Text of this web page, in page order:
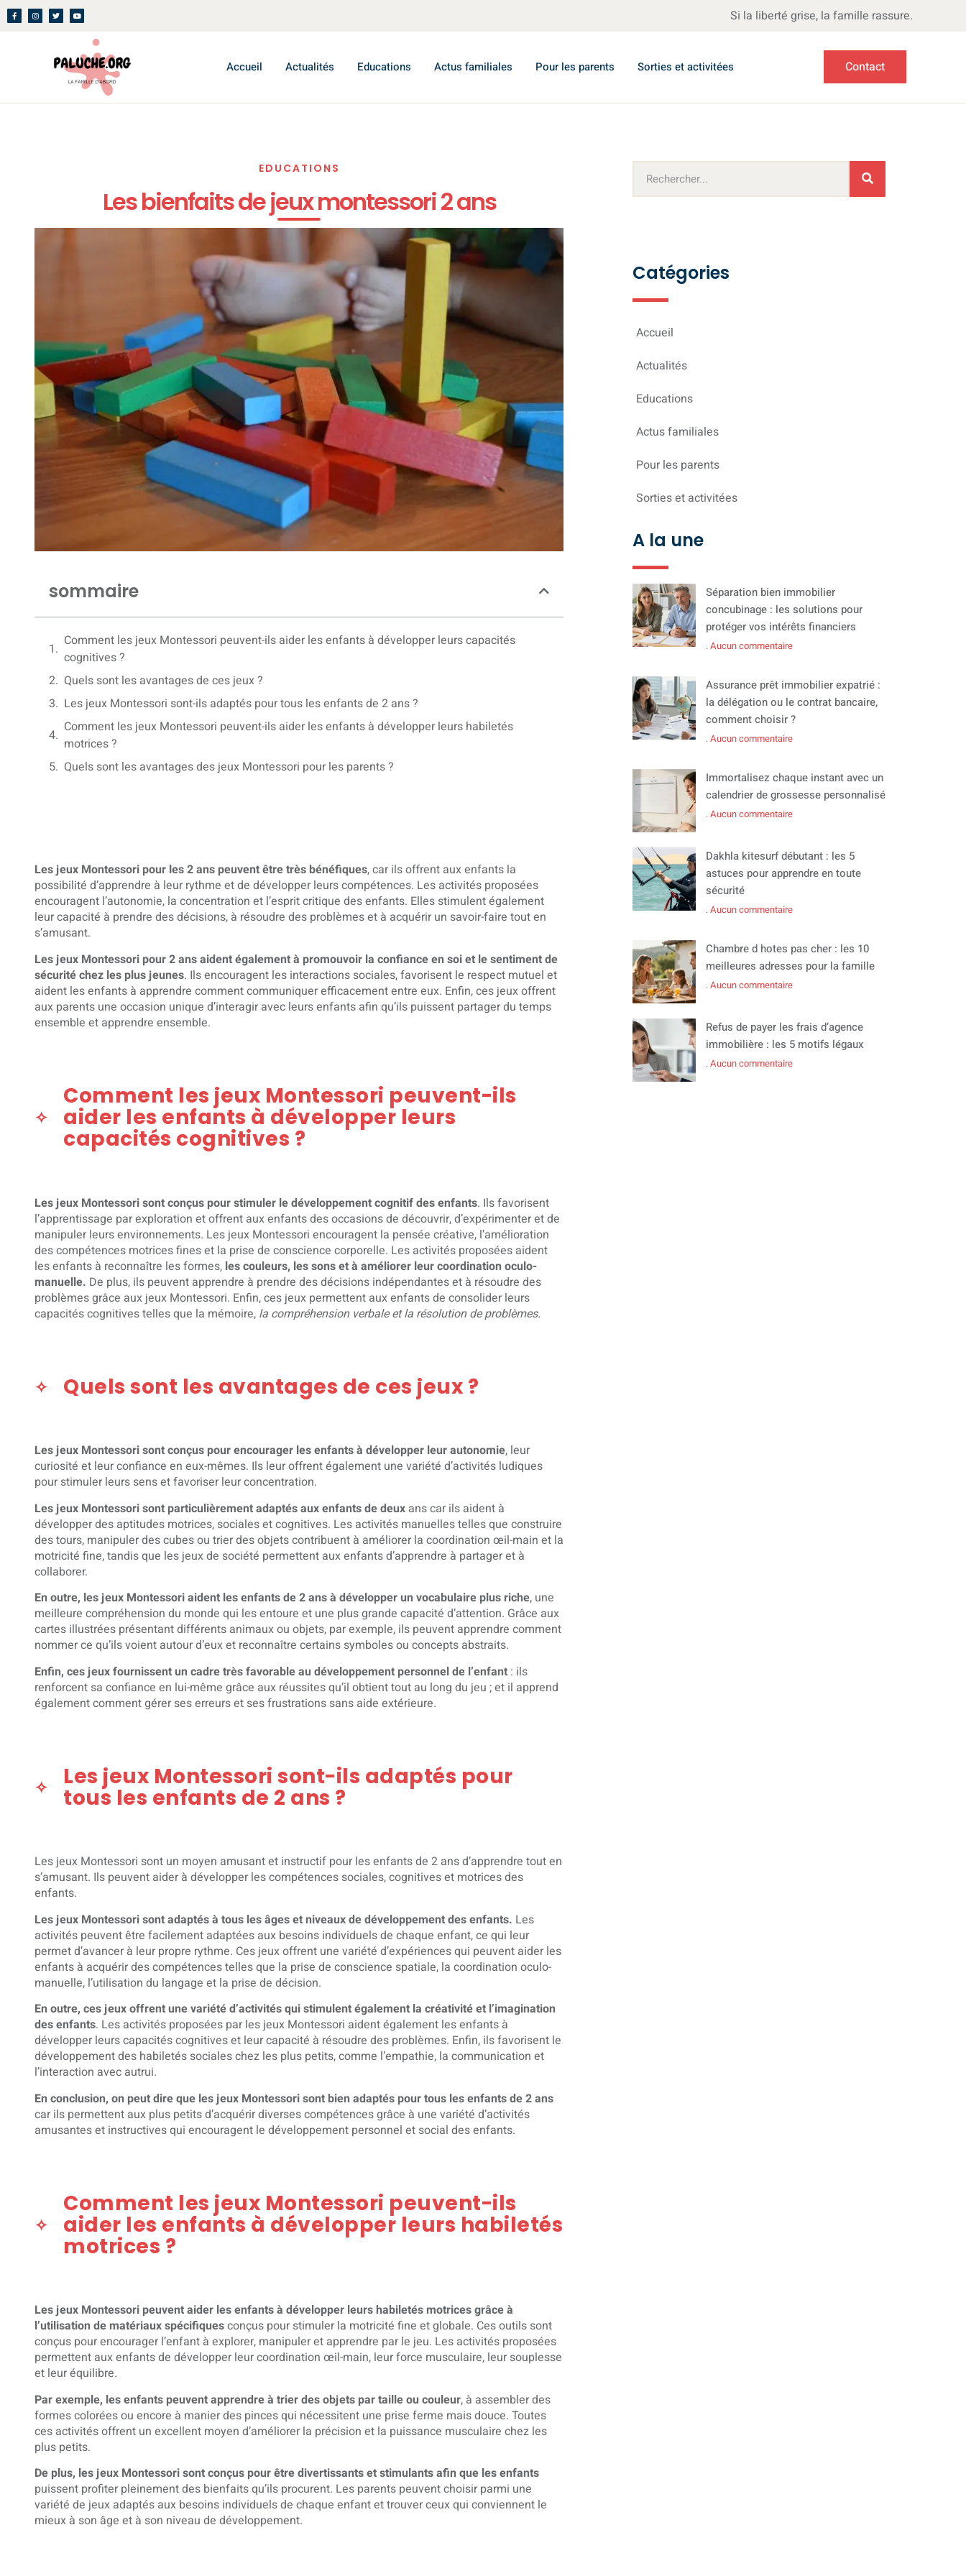
Si la liberté grise, la famille rassure.
Accueil Actualités Educations Actus familiales Pour les parents Sorties et activitées Contact
EDUCATIONS
Les bienfaits de jeux montessori 2 ans
sommaire
Comment les jeux Montessori peuvent-ils aider les enfants à développer leurs capacités
cognitives ?
Quels sont les avantages de ces jeux ?
Les jeux Montessori sont-ils adaptés pour tous les enfants de 2 ans ?
Comment les jeux Montessori peuvent-ils aider les enfants à développer leurs habiletés
motrices ?
Quels sont les avantages des jeux Montessori pour les parents ?
Les jeux Montessori pour les 2 ans peuvent être très bénéfiques, car ils offrent aux enfants la
possibilité d’apprendre à leur rythme et de développer leurs compétences. Les activités proposées
encouragent l’autonomie, la concentration et l’esprit critique des enfants. Elles stimulent également
leur capacité à prendre des décisions, à résoudre des problèmes et à acquérir un savoir-faire tout en
s’amusant.
Les jeux Montessori pour 2 ans aident également à promouvoir la confiance en soi et le sentiment de
sécurité chez les plus jeunes. Ils encouragent les interactions sociales, favorisent le respect mutuel et
aident les enfants à apprendre comment communiquer efficacement entre eux. Enfin, ces jeux offrent
aux parents une occasion unique d’interagir avec leurs enfants afin qu’ils puissent partager du temps
ensemble et apprendre ensemble.
Comment les jeux Montessori peuvent-ils
aider les enfants à développer leurs
capacités cognitives ?
Les jeux Montessori sont conçus pour stimuler le développement cognitif des enfants. Ils favorisent
l’apprentissage par exploration et offrent aux enfants des occasions de découvrir, d’expérimenter et de
manipuler leurs environnements. Les jeux Montessori encouragent la pensée créative, l’amélioration
des compétences motrices fines et la prise de conscience corporelle. Les activités proposées aident
les enfants à reconnaître les formes, les couleurs, les sons et à améliorer leur coordination oculo-
manuelle. De plus, ils peuvent apprendre à prendre des décisions indépendantes et à résoudre des
problèmes grâce aux jeux Montessori. Enfin, ces jeux permettent aux enfants de consolider leurs
capacités cognitives telles que la mémoire, la compréhension verbale et la résolution de problèmes.
Quels sont les avantages de ces jeux ?
Les jeux Montessori sont conçus pour encourager les enfants à développer leur autonomie, leur
curiosité et leur confiance en eux-mêmes. Ils leur offrent également une variété d’activités ludiques
pour stimuler leurs sens et favoriser leur concentration.
Les jeux Montessori sont particulièrement adaptés aux enfants de deux ans car ils aident à
développer des aptitudes motrices, sociales et cognitives. Les activités manuelles telles que construire
des tours, manipuler des cubes ou trier des objets contribuent à améliorer la coordination œil-main et la
motricité fine, tandis que les jeux de société permettent aux enfants d’apprendre à partager et à
collaborer.
En outre, les jeux Montessori aident les enfants de 2 ans à développer un vocabulaire plus riche, une
meilleure compréhension du monde qui les entoure et une plus grande capacité d’attention. Grâce aux
cartes illustrées présentant différents animaux ou objets, par exemple, ils peuvent apprendre comment
nommer ce qu’ils voient autour d’eux et reconnaître certains symboles ou concepts abstraits.
Enfin, ces jeux fournissent un cadre très favorable au développement personnel de l’enfant : ils
renforcent sa confiance en lui-même grâce aux réussites qu’il obtient tout au long du jeu ; et il apprend
également comment gérer ses erreurs et ses frustrations sans aide extérieure.
Les jeux Montessori sont-ils adaptés pour
tous les enfants de 2 ans ?
Les jeux Montessori sont un moyen amusant et instructif pour les enfants de 2 ans d’apprendre tout en
s’amusant. Ils peuvent aider à développer les compétences sociales, cognitives et motrices des
enfants.
Les jeux Montessori sont adaptés à tous les âges et niveaux de développement des enfants. Les
activités peuvent être facilement adaptées aux besoins individuels de chaque enfant, ce qui leur
permet d’avancer à leur propre rythme. Ces jeux offrent une variété d’expériences qui peuvent aider les
enfants à acquérir des compétences telles que la prise de conscience spatiale, la coordination oculo-
manuelle, l’utilisation du langage et la prise de décision.
En outre, ces jeux offrent une variété d’activités qui stimulent également la créativité et l’imagination
des enfants. Les activités proposées par les jeux Montessori aident également les enfants à
développer leurs capacités cognitives et leur capacité à résoudre des problèmes. Enfin, ils favorisent le
développement des habiletés sociales chez les plus petits, comme l’empathie, la communication et
l’interaction avec autrui.
En conclusion, on peut dire que les jeux Montessori sont bien adaptés pour tous les enfants de 2 ans
car ils permettent aux plus petits d’acquérir diverses compétences grâce à une variété d’activités
amusantes et instructives qui encouragent le développement personnel et social des enfants.
Comment les jeux Montessori peuvent-ils
aider les enfants à développer leurs habiletés
motrices ?
Les jeux Montessori peuvent aider les enfants à développer leurs habiletés motrices grâce à
l’utilisation de matériaux spécifiquesconçus pour stimuler la motricité fine et globale. Ces outils sont
conçus pour encourager l’enfant à explorer, manipuler et apprendre par le jeu. Les activités proposées
permettent aux enfants de développer leur coordination œil-main, leur force musculaire, leur souplesse
et leur équilibre.
Par exemple, les enfants peuvent apprendre à trier des objets par taille ou couleur, à assembler des
formes colorées ou encore à manier des pinces qui nécessitent une prise ferme mais douce. Toutes
ces activités offrent un excellent moyen d’améliorer la précision et la puissance musculaire chez les
plus petits.
De plus, les jeux Montessori sont conçus pour être divertissants et stimulants afin que les enfants
puissent profiter pleinement des bienfaits qu’ils procurent. Les parents peuvent choisir parmi une
variété de jeux adaptés aux besoins individuels de chaque enfant et trouver ceux qui conviennent le
mieux à son âge et à son niveau de développement.
Catégories
Accueil
Actualités
Educations
Actus familiales
Pour les parents
Sorties et activitées
A la une
Séparation bien immobilier
concubinage : les solutions pour
protéger vos intérêts financiers
Aucun commentaire
Assurance prêt immobilier expatrié :
la délégation ou le contrat bancaire,
comment choisir ?
Aucun commentaire
Immortalisez chaque instant avec un
calendrier de grossesse personnalisé
Aucun commentaire
Dakhla kitesurf débutant : les 5
astuces pour apprendre en toute
sécurité
Aucun commentaire
Chambre d hotes pas cher : les 10
meilleures adresses pour la famille
Aucun commentaire
Refus de payer les frais d’agence
immobilière : les 5 motifs légaux
Aucun commentaire